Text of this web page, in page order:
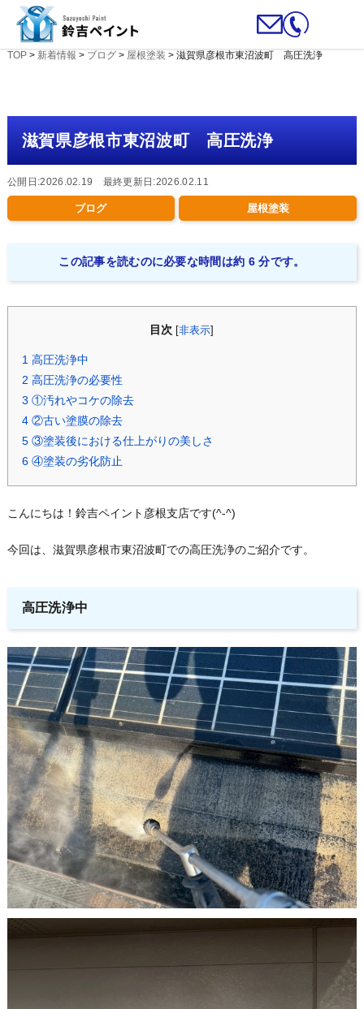
TOP> 新着情報 > ブログ> 屋根塗装 > 滋賀県彦根市東沼波町 高圧洗浄
滋賀県彦根市東沼波町 高圧洗浄
公開日:2026.02.19 最終更新日:2026.02.11
ブログ 屋根塗装
この記事を読むのに必要な時間は約 6 分です。
目次 [非表示
1 高圧洗浄中
2 高圧洗浄の必要性
3 ①汚れやコケの除去
4②古い塗膜の除去
5③塗装後における仕上がりの美しさ
6④塗装の劣化防止
こんにちは！鈴吉ペイント彦根支店です(^-^)
今回は、滋賀県彦根市東沼波町での高圧洗浄のご紹介です。
高圧洗浄中